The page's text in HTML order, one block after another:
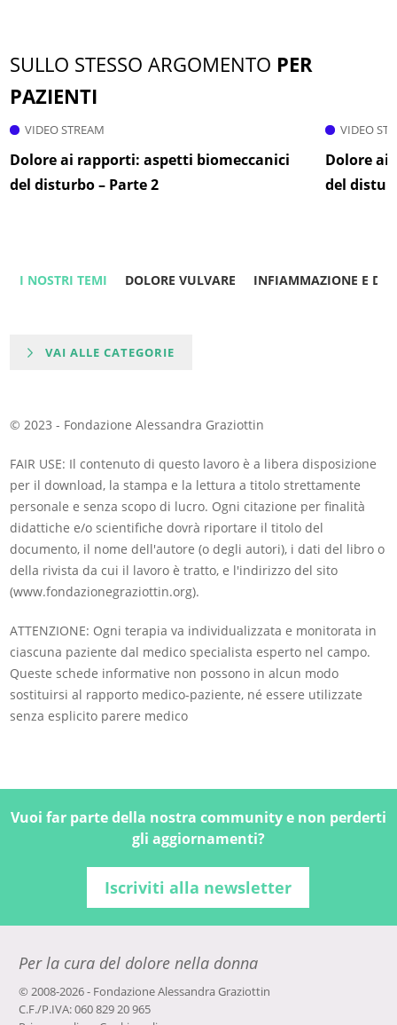
SULLO STESSO ARGOMENTO PER
PAZIENTI
VIDEO STREAM
Dolore ai rapporti: aspetti biomeccanici
del disturbo – Parte 2
VIDEO
Dolore ai
del
I NOSTRI TEMI DOLORE VULVARE INFIAMMAZIONE E
VAI ALLE CATEGORIE
© 2023 - Fondazione Alessandra Graziottin
FAIR USE: Il contenuto di questo lavoro è a libera disposizione
per il download, la stampa e la lettura a titolo strettamente
personale e senza scopo di lucro. Ogni citazione per finalità
didattiche e/o scientifiche dovrà riportare il titolo del
documento, il nome dell'autore (o degli autori), i dati del libro o
della rivista da cui il lavoro è tratto, e l'indirizzo del sito
(www.fondazionegraziottin.org).
ATTENZIONE: Ogni terapia va individualizzata e monitorata in
ciascuna paziente dal medico specialista esperto nel campo.
Queste schede informative non possono in alcun modo
sostituirsi al rapporto medico-paziente, né essere utilizzate
senza esplicito parere medico
Vuoi far parte della nostra community e non perderti
gli aggiornamenti?
Iscriviti alla newsletter
Per la cura del dolore nella donna
© 2008-2026 - Fondazione Alessandra Graziottin
C.F./P.IVA: 060 829 20 965